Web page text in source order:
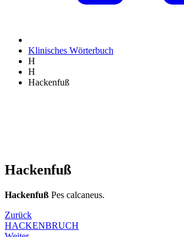
Klinisches Wörterbuch
H
H
Hackenfuß
Hackenfuß
Hackenfuß Pes calcaneus.
Zurück
HACKENBRUCH